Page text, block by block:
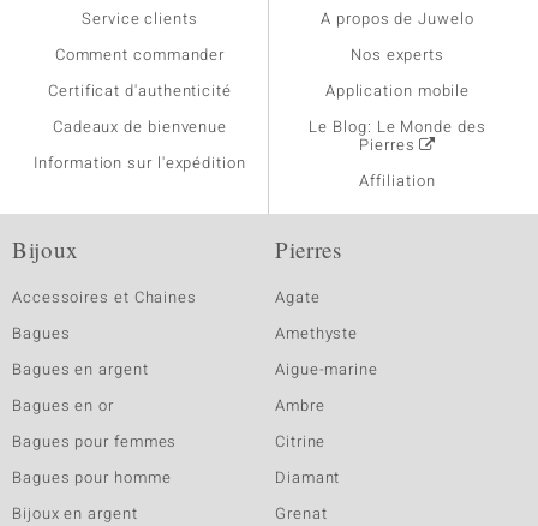
Service clients
Comment commander
Certificat d'authenticité
Cadeaux de bienvenue
Information sur l'expédition
A propos de Juwelo
Nos experts
Application mobile
Le Blog: Le Monde des
Pierres
Affiliation
Bijoux
Accessoires et Chaines
Bagues
Bagues en argent
Bagues en or
Bagues pour femmes
Bagues pour homme
Bijoux en argent
Pierres
Agate
Amethyste
Aigue-marine
Ambre
Citrine
Diamant
Grenat